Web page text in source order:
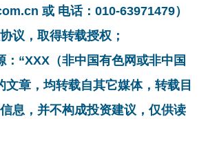
或 电话：010-63971479）
议，取得转载授权；
：“XXX（非中国有色网或非中国
文章，均转载自其它媒体，转载目
息，并不构成投资建议，仅供读